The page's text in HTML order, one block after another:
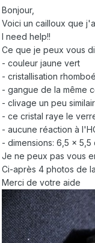
Bonjour,
Voici un cailloux que
I need help!!
Ce que je peux vous
- couleur jaune vert
- cristallisation
- gangue de la même
- clivage un peu
- ce cristal raye le
- aucune réaction à
- dimensions: 6,5 x 5,5
Je ne peux pas vous
Ci-après 4 photos de
Merci de votre aide